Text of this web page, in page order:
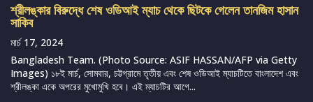
শ্রীলঙ্কার বিরুদ্ধে শেষ ওডিআই ম্যাচ থেকে ছিটকে গেলেন তানজিম হাসান
সাকিব
মার্চ 17, 2024
Bangladesh Team. (Photo Source: ASIF HASSAN/AFP via Getty
Images) ১৮ই মার্চ, সোমবার, চট্টগ্রামে তৃতীয় এবং শেষ ওডিআই ম্যাচটিতে বাংলাদেশ এবং
শ্রীলঙ্কা একে অপরের মুখোমুখি হবে। এই ম্যাচটির আগে...